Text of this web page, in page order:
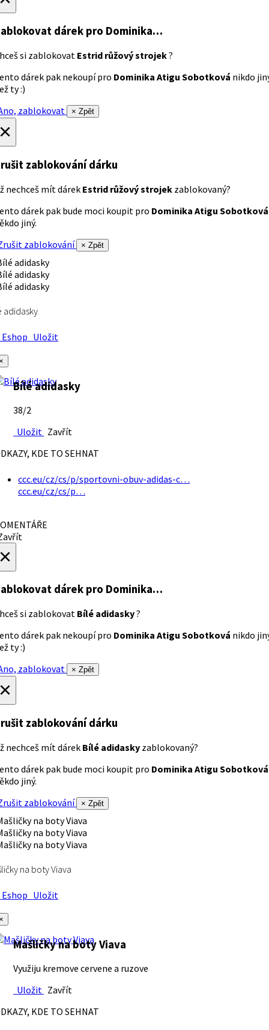
dárek pro Dominika…
si zablokovat Estrid růžový strojek?
dárek pak nekoupí pro Dominika Atigu Sobotková nikdo
ty :)
zablokovat
× Zpět
zablokování dárku
nechceš mít dárek Estrid růžový strojek zablokovaný?
dárek pak bude moci koupit pro Dominika Atigu Sobotková
jiný.
zablokování
× Zpět
adidasky
Uložit
Bílé adidasky
38/2
Uložit Zavřít
KDE TO SEHNAT
ccc.eu/cz/cs/p/sportovni-obuv-adidas-c…
ccc.eu/cz/cs/p…
dárek pro Dominika…
si zablokovat Bílé adidasky?
dárek pak nekoupí pro Dominika Atigu Sobotková nikdo
ty :)
zablokovat
× Zpět
zablokování dárku
nechceš mít dárek Bílé adidasky zablokovaný?
dárek pak bude moci koupit pro Dominika Atigu Sobotková
jiný.
zablokování
× Zpět
na boty Viava
Uložit
Mašličky na boty Viava
Využiju kremove cervene a ruzove
Uložit Zavřít
KDE TO SEHNAT